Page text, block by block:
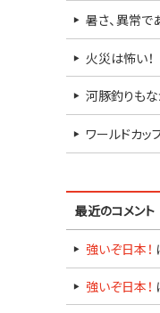
暑さ、異常で
火災は怖い！
河豚釣りもな
ワールドカッ
最近のコメント
強いぞ日本！
強いぞ日本！